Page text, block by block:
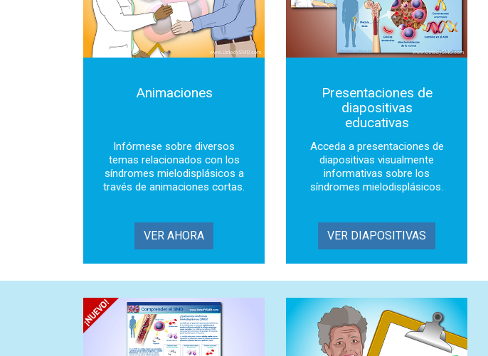
Animaciones
Infórmese sobre diversos
temas relacionados con los
síndromes mielodisplásicos a
través de animaciones cortas.
VER AHORA
Presentaciones de
diapositivas
educativas
Acceda a presentaciones de
diapositivas visualmente
informativas sobre los
síndromes mielodisplásicos.
VER DIAPOSITIVAS